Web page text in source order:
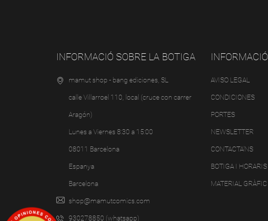
INFORMACIÓ SOBRE LA BOTIGA
mamut shop - bang ediciones, SL
calle Villarroel 110, local (cruce con carrer
Aragón)
Lunes a Viernes 8:30 a 15:00
08011 Barcelona
Espanya
Barcelona
shop@mamutcomics.com
930278850 (whatsapp)
INFORMACIÓ
AVISO LEGAL
CONDICIONES
PORTES
NEWSLETTER
CONTACTA'NS
BOTIGA I HORARIS
MATERIAL GRÀFIC